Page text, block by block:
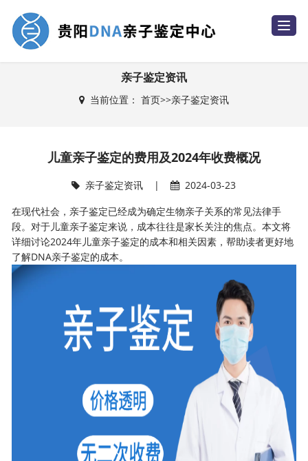
T
o
亲子鉴定资讯
当前位置： 首页>>亲子鉴定资讯
儿童亲子鉴定的费用及2024年收费概况
亲子鉴定资讯 |
2024-03-23
在现代社会，亲子鉴定已经成为确定生物亲子关系的常见法律手
段。对于儿童亲子鉴定来说，成本往往是家长关注的焦点。本文将
详细讨论2024年儿童亲子鉴定的成本和相关因素，帮助读者更好地
了解DNA亲子鉴定的成本。